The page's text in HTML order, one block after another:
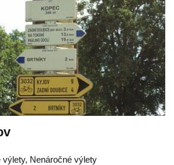
výlety, Nenáročné výlety